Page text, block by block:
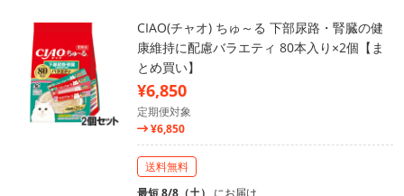
CIAO(チャオ) ちゅ～る 下部尿路・腎臓の健
康維持に配慮バラエティ 80本入り×2個【ま
とめ買い】
¥6,850
定期便対象
¥6,850
送料無料